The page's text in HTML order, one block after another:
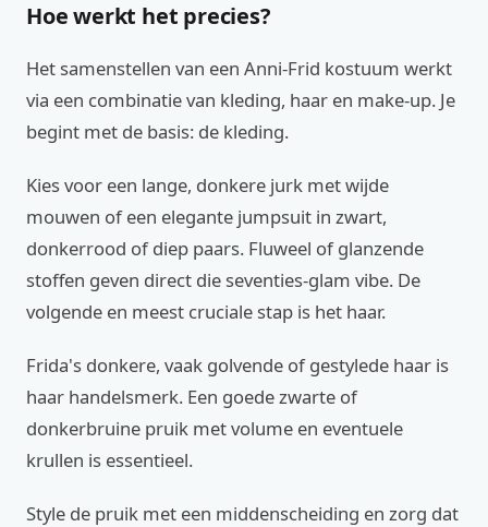
Hoe werkt het precies?
Het samenstellen van een Anni-Frid kostuum werkt
via een combinatie van kleding, haar en make-up. Je
begint met de basis: de kleding.
Kies voor een lange, donkere jurk met wijde
mouwen of een elegante jumpsuit in zwart,
donkerrood of diep paars. Fluweel of glanzende
stoffen geven direct die seventies-glam vibe. De
volgende en meest cruciale stap is het haar.
Frida's donkere, vaak golvende of gestylede haar is
haar handelsmerk. Een goede zwarte of
donkerbruine pruik met volume en eventuele
krullen is essentieel.
Style de pruik met een middenscheiding en zorg dat